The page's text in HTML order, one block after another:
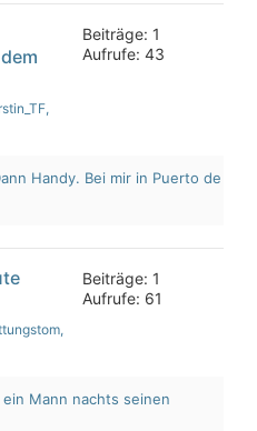
,
Beiträge: 1
Aufrufe: 43
Handy. Bei mir in Puerto de
,
Beiträge: 1
Aufrufe: 61
ein Mann nachts seinen